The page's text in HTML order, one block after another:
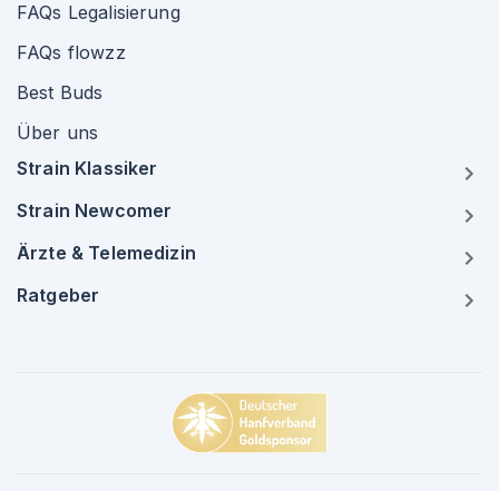
FAQs Legalisierung
FAQs flowzz
Best Buds
Über uns
Strain Klassiker
Strain Newcomer
Ärzte & Telemedizin
Ratgeber